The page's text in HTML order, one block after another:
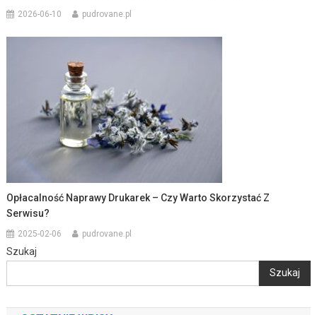
2026-06-10 pudrovane.pl
Opłacalność Naprawy Drukarek – Czy Warto Skorzystać Z
Serwisu?
2025-02-06 pudrovane.pl
Szukaj
Szukaj